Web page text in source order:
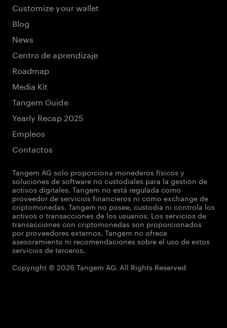
Customize your wallet
Blog
News
Centro de aprendizaje
Roadmap
Media Kit
Tangem Guide
Yearly Recap 2025
Empleos
Contactos
Tangem AG solo proporciona monederos físicos y
soluciones de software no custodiales para la gestión de
activos digitales. Tangem no está regulada como
proveedor de servicios financieros ni como exchange de
criptomonedas. Tangem no posee, custodia ni controla los
activos o transacciones de los usuarios. Los servicios de
transacciones con criptomonedas son proporcionados
por proveedores externos. Tangem no ofrece
asesoramiento ni recomendaciones sobre el uso de estos
servicios de terceros.